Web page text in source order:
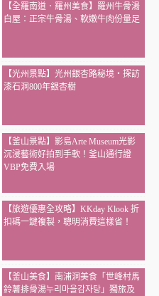
【全羅南道．羅州美食】羅州牛骨湯
白屋：正宗牛骨湯、軟嫩牛肉份量足
【光州景點】光州銀杏路秘境・探訪
漆石洞800年銀杏樹
【釜山景點】影島Arte Museum光影
沉浸藝術好拍到手軟！釜山通行證
VBP免費入場
【旅遊優惠全攻略】KKday Klook 折
扣碼一鍵複製，聰明消費這樣省！
【釜山美食】南浦洞美食「世峰村馬
鈴薯排骨湯누리마을감자탕」獨旅及